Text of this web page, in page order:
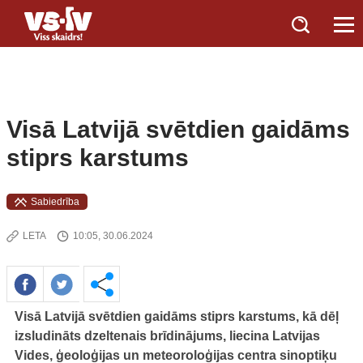
Visā Latvijā svētdien gaidāms
stiprs karstums
Sabiedrība
LETA 10:05, 30.06.2024
Visā Latvijā svētdien gaidāms stiprs karstums, kā dēļ
izsludināts dzeltenais brīdinājums, liecina Latvijas
Vides, ģeoloģijas un meteoroloģijas centra sinoptiķu